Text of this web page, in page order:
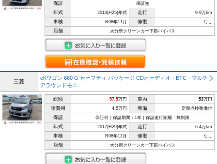
保証 保証無
年式 2013(H25)年式 走行 9.9万km
車検 R08年11月 修復 なし
店舗 大分県クリーンカー下郡バイパス
三菱
eKワゴン 660 G セーフティ パッケージ CDオーディオ・ETC・マルチ
アラウンドモニ
総額 57.5万円 車両 53万円
諸費用 4.5万円 整備 定期点検整備付
保証 保証付｜保証期間：1年｜保証走行距離：無制限
年式 2017(H29)年式 走行 6.4万km
車検 R08年12月 修復 なし
店舗 大分県クリーンカー下郡バイパス